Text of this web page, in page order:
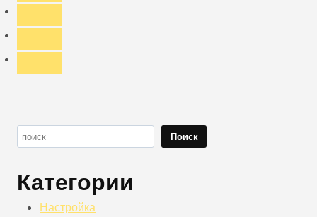
Поиск Поиск
Категории
Настройка